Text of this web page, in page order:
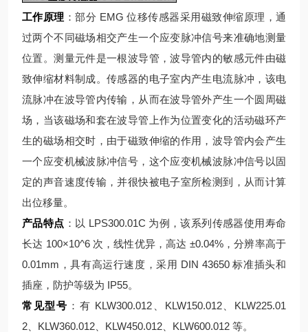
工作原理 ：部分 EMG 位移传感器采用磁致伸缩原理，通
过两个不同磁场相交产生一个应变脉冲信号来准确地测量
位置。测量元件是一根波导管，波导管内的敏感元件由磁
致伸缩材料制成。传感器的电子室内产生电流脉冲，该电
流脉冲在波导管内传输，从而在波导管外产生一个圆周磁
场，当该磁场和套在波导管上作为位置变化的活动磁环产
生的磁场相交时，由于磁致伸缩的作用，波导管内会产生
一个应变机械波脉冲信号，这个应变机械波脉冲信号以固
定的声音速度传输，并很快被电子室所检测到，从而计算
出位移量。
产品特点 ：以 LPS300.01C 为例，该系列传感器使用寿命
长达 100×10^6 次，线性优异，高达 ±0.04%，分辨率高于
0.01mm，具有高运行速度，采用 DIN 43650 标准插头和
插座，防护等级为 IP55。
常见型号 ：有 KLW300.012、KLW150.012、KLW225.01
2、KLW360.012、KLW450.012、KLW600.012 等。